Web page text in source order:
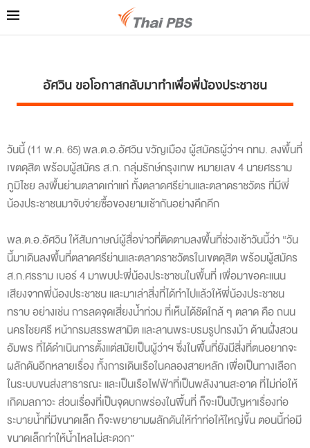
อัศวิน ขอโอกาสกลับมาทำเพื่อพี่น้องประชาชน
วันนี้ (11 พ.ค. 65)พล.ต.อ.อัศวิน ขวัญเมือง ผู้สมัครผู้ว่าฯ กทม. ลงพื้นที่
เขตดุสิต พร้อมผู้สมัคร ส.ก. กลุ่มรักษ์กรุงเทพ หมายเลข 4 นายศรราม
ภูมิไชย ลงพื้นย่านตลาดเก่าแก่ ทั้งตลาดศรีย่านและตลาดราชวัตร ที่มีพี่
น้องประชาชนมาจับจ่ายซื้อของยามเช้ากันอย่างคึกคีก
พล.ต.อ.อัศวิน ให้สัมภาษณ์ผู้สื่อข่าวที่ติดตามลงพื้นที่ช่วงเช้าวันนี้ว่า “วัน
นี้มาเดินลงพื้นที่ตลาดศรีย่านและตลาดราชวัตรในเขตดุสิต พร้อมผู้สมัคร
ส.ก.ศรราม เบอร์ 4 มาพบปะพี่น้องประชาชนในพื้นที่ เพื่อมาขอคะแนน
เสียงจากพี่น้องประชาชน และมาเล่าสิ่งที่ได้ทำไปแล้วให้พี่น้องประชาชน
ทราบ อย่างเช่น การลดจุดเสี่ยงน้ำท่วม ที่เห็นได้ชัดใกล้ ๆ ตลาด คือ ถนน
นครไชยศรี หน้ากรมสรรพสามิต และลานพระบรมรูปทรงม้า ด้านฝั่งสวน
อัมพร ที่ได้ดำเนินการตั้งแต่สมัยเป็นผู้ว่าฯ ซึ่งในพื้นที่ยังมีสิ่งที่ตนอยากจะ
ผลักดันอีกหลายเรื่อง ทั้งการเดินเรือในคลองสายหลัก เพื่อเป็นทางเลือก
ในระบบขนส่งสาธารณะ และเป็นเรือไฟฟ้าที่เป็นพลังงานสะอาด ที่ไม่ก่อให้
เกิดมลภาวะ ส่วนเรื่องที่เป็นจุดบกพร่องในพื้นที่ ก็จะเป็นปัญหาเรื่องท่อ
ระบายน้ำที่มีขนาดเล็ก ก็จะพยายามผลักดันให้ทำท่อให้ใหญ่ขึ้น ตอนนี้ท่อมี
ขนาดเล็กทำให้น้ำไหลไม่สะดวก”